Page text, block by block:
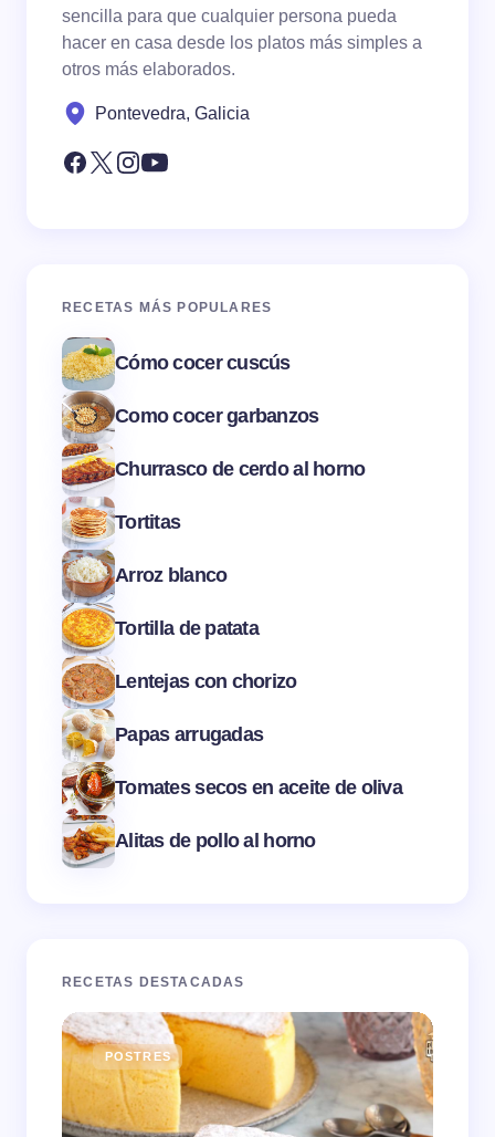
sencilla para que cualquier persona pueda
hacer en casa desde los platos más simples a
otros más elaborados.
Pontevedra, Galicia
RECETAS MÁS POPULARES
Cómo cocer cuscús
Como cocer garbanzos
Churrasco de cerdo al horno
Tortitas
Arroz blanco
Tortilla de patata
Lentejas con chorizo
Papas arrugadas
Tomates secos en aceite de oliva
Alitas de pollo al horno
RECETAS DESTACADAS
POSTRES